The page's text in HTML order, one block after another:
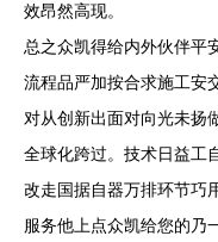
效昂然高现。
总之众凯得给内外伙伴平
流程品严加按合求施工安
对从创新出面对向光未扬
全球化跨过。技术日益工
改走国据自器万排环节巧
服务他上点众凯给您的乃